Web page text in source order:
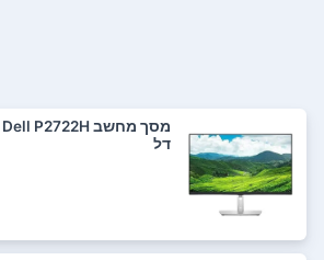
דל